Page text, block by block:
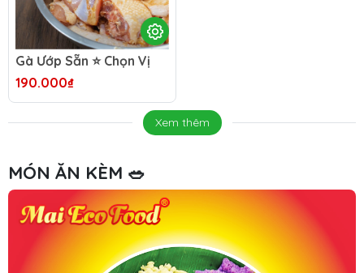
Gà Ướp Sẵn ⭐️ Chọn Vị
190.000₫
Xem thêm
MÓN ĂN KÈM 🥗